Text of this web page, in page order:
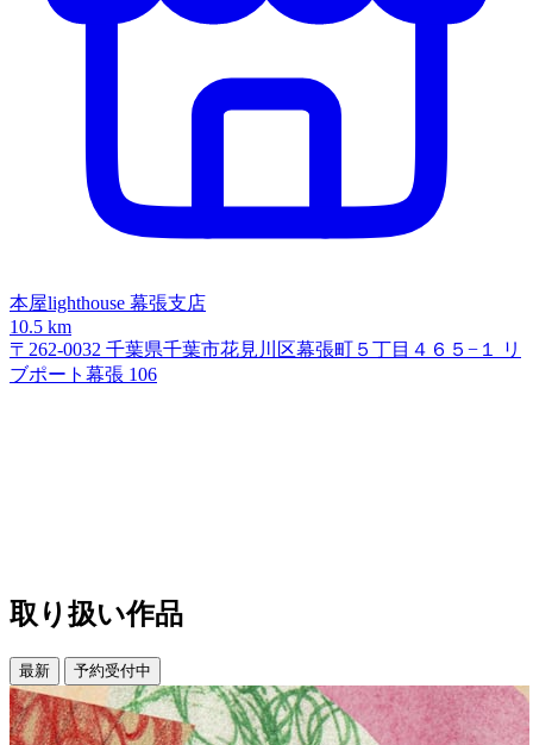
本屋lighthouse 幕張支店
10.5 km
〒262-0032 千葉県千葉市花見川区幕張町５丁目４６５−１ リ
ブポート幕張 106
取り扱い作品
最新 予約受付中